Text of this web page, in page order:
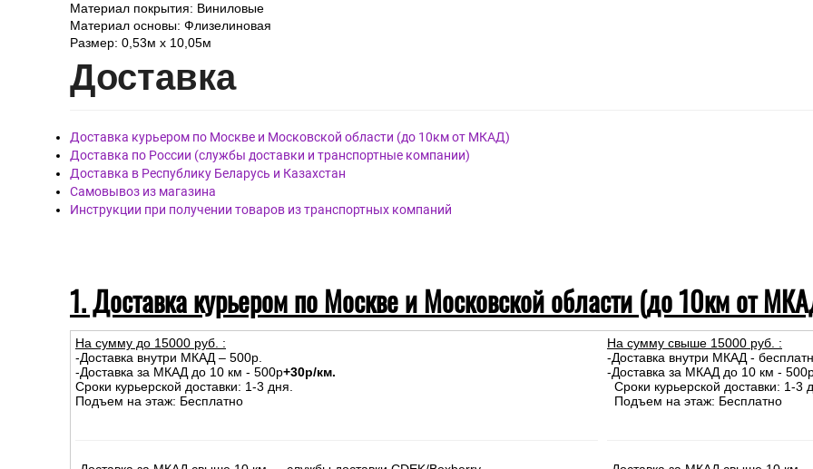
Материал покрытия: Виниловые
Материал основы: Флизелиновая
Размер: 0,53м x 10,05м
Доставка
Доставка курьером по Москве и Московской области (до 10км от МКАД)
Доставка по России (службы доставки и транспортные компании)
Доставка в Республику Беларусь и Казахстан
Самовывоз из магазина
Инструкции при получении товаров из транспортных компаний
1. Доставка курьером по Москве и Московской области (до 10км от
На сумму до 15000 руб. :
-Доставка внутри МКАД – 500р.
-Доставка за МКАД до 10 км - 500р+30р/км.
Сроки курьерской доставки: 1-3 дня.
Подъем на этаж: Бесплатно
На сумму свыше 15000 руб. :
-Доставка внутри МКАД -
-Доставка за МКАД до 10 км -
Сроки курьерской доставки: 1-3
Подъем на этаж: Бесплатно